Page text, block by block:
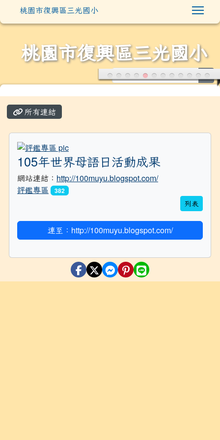
桃園市復興區三光國小
桃園市復興區三光國小
所有連結
title:評鑑專區
105年世界母語日活動成果
網站連結： http://100muyu.blogspot.com/
評鑑專區
382
列表
連至：http://100muyu.blogspot.com/